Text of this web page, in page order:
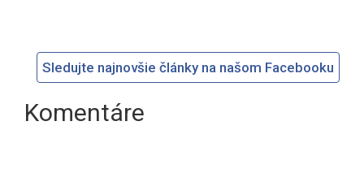
Sledujte najnovšie články na našom Facebooku
Komentáre